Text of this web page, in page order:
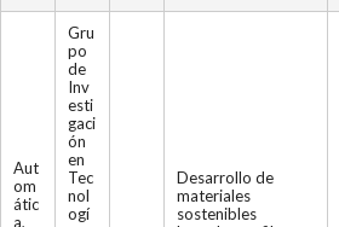
Aut
om
átic
a,
Gru
po
de
Inv
esti
gaci
ón
en
Tec
nol
ogí
Desarrollo de
materiales
sostenibles